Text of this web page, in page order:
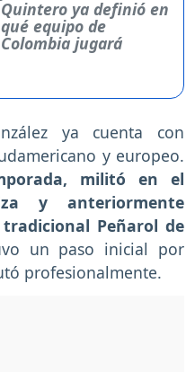
Quintero ya definió en
qué equipo de
Colombia jugará
ya cuenta con
y europeo.
militó en el
y anteriormente
Peñarol de
un paso inicial por
profesionalmente.